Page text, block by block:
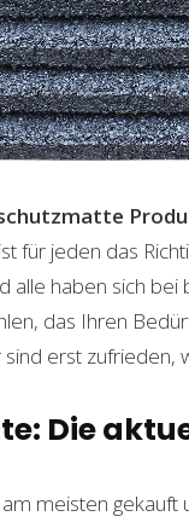
für jeden das
alle haben sich
das Ihren
erst zufrieden,
Die
meisten